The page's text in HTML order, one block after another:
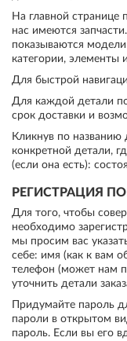
На главной странице
нас имеются
показываются
категории, элементы
Для быстрой
Для каждой детали
срок доставки и
Кликнув по названию
конкретной детали,
(если она есть):
РЕГИСТРАЦИЯ
Для того, чтобы
необходимо
мы просим вас
себе: имя (как к вам
телефон (может нам
уточнить детали
Придумайте пароль
пароли в открытом
пароль. Если вы его